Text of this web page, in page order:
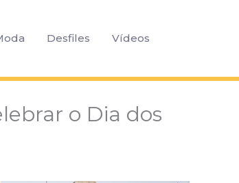
Desfiles Vídeos
o Dia dos